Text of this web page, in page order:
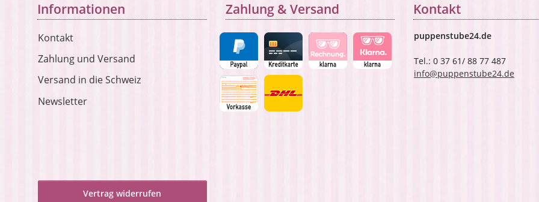
Informationen
Kontakt
Zahlung und Versand
Versand in die Schweiz
Newsletter
Zahlung & Versand Kontakt
puppenstube24.de
Tel.: 0 37 61/ 88 77 487
info@puppenstube24.de
Vertrag widerrufen